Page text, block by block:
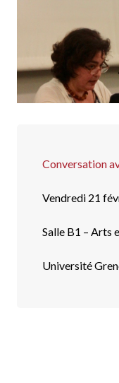
Conversation
Vendredi 21
Salle B1 – Arts
Université